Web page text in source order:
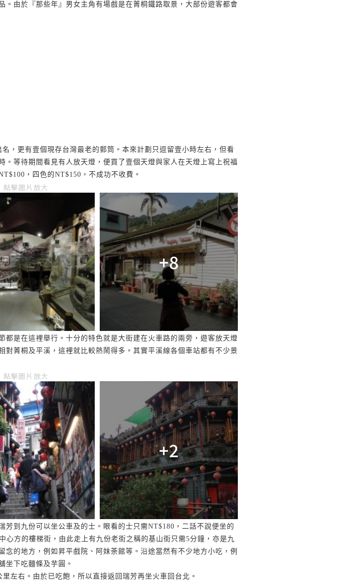
由於『那些年』男女主角有場戲是在菁桐鐵路取景，大部份遊客都會
，更有壹個現存台灣最老的郵筒。本來計劃只逗留壹小時左右，但看
。等待期間看見有人放天燈，便買了壹個天燈與家人在天燈上寫上祝福
，四色的NT$150 ，不成功不收費。
點擊圖片放大
+8
是在這裡舉行。十分的特色就是大街建在火車路的兩旁，遊客放天燈
菁桐及平溪，這裡就比較熱鬧得多。其實平溪線各個車站都有不少景
點擊圖片放大
+2
芳到九份可以坐公車及的士。眼看的士只需NT$180 ，二話不說便坐的
心方的樓梯街，由此走上有九份老街之稱的基山街只需5分鐘，亦是九
的地方，例如昇平戲院、阿妹荼館等。沿途當然有不少地方小吃，例
坐下吃麵條及芋圓。
里左右。由於已吃飽，所以直接返回瑞芳再坐火車回台北。